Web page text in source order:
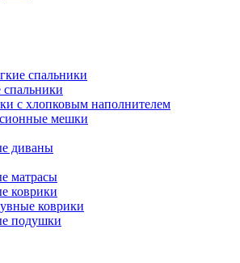
спальники
с хлопковым наполнителем
мешки
диваны
матрасы
коврики
коврики
подушки